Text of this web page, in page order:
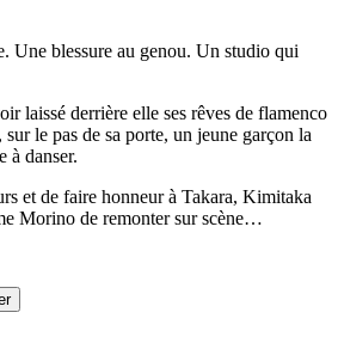
Une blessure au genou. Un studio qui
laissé derrière elle ses rêves de flamenco
sur le pas de sa porte, un jeune garçon la
à danser.
et de faire honneur à Takara, Kimitaka
Morino de remonter sur scène…